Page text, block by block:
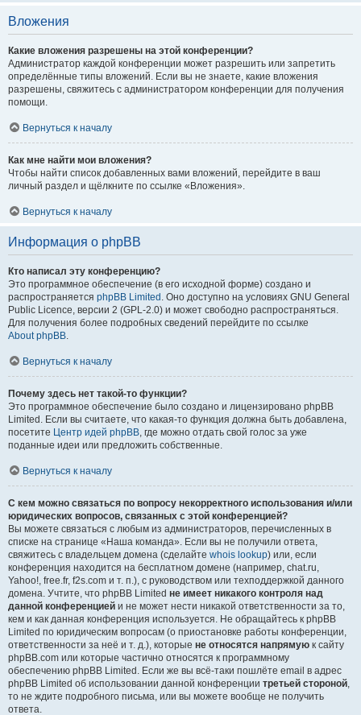
Вложения
Какие вложения разрешены на этой конференции?
Администратор каждой конференции может разрешить или запретить
определённые типы вложений. Если вы не знаете, какие вложения
разрешены, свяжитесь с администратором конференции для получения
помощи.
Вернуться к началу
Как мне найти мои вложения?
Чтобы найти список добавленных вами вложений, перейдите в ваш
личный раздел и щёлкните по ссылке «Вложения».
Вернуться к началу
Информация о phpBB
Кто написал эту конференцию?
Это программное обеспечение (в его исходной форме) создано и
распространяется phpBB Limited . Оно доступно на условиях GNU General
Public Licence, версии 2 (GPL-2.0) и может свободно распространяться.
Для получения более подробных сведений перейдите по ссылке
About phpBB.
Вернуться к началу
Почему здесь нет такой-то функции?
Это программное обеспечение было создано и лицензировано phpBB
Limited. Если вы считаете, что какая-то функция должна быть добавлена,
посетите Центр идей phpBB, где можно отдать свой голос за уже
поданные идеи или предложить собственные.
Вернуться к началу
С кем можно связаться по вопросу некорректного использования и/или
юридических вопросов, связанных с этой конференцией?
Вы можете связаться с любым из администраторов, перечисленных в
списке на странице «Наша команда». Если вы не получили ответа,
свяжитесь с владельцем домена (сделайте whois lookup) или, если
конференция находится на бесплатном домене (например, chat.ru,
Yahoo!, free.fr, f2s.com и т. п.), с руководством или техподдержкой данного
домена. Учтите, что phpBB Limited не имеет никакого контроля над
данной конференцией и не может нести никакой ответственности за то,
кем и как данная конференция используется. Не обращайтесь к phpBB
Limited по юридическим вопросам (о приостановке работы конференции,
ответственности за неё и т. д.), которые не относятся напрямую к сайту
phpBB.com или которые частично относятся к программному
обеспечению phpBB Limited. Если же вы всё-таки пошлёте email в адрес
phpBB Limited об использовании данной конференции третьей стороной,
то не ждите подробного письма, или вы можете вообще не получить
ответа.